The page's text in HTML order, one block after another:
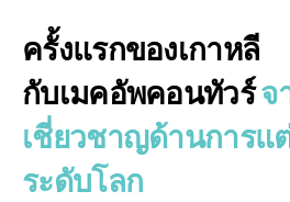
ครั้งแรกของเกาหลี
กับเมคอัพคอนทัวร์จ
เชี่ยวชาญด้านการแ
ระดับโลก